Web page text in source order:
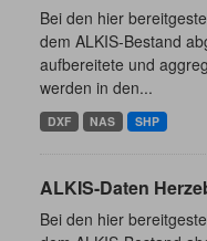
Bei den hier
dem ALKIS-Bestand
aufbereitete und
werden in den...
DXF NAS SHP
ALKIS-Daten
Bei den hier